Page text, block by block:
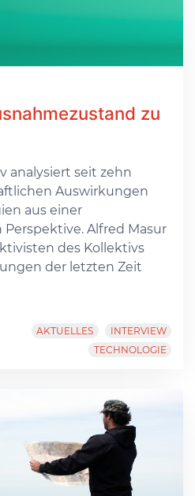
zu
analysiert seit zehn
Auswirkungen
aus einer
Alfred Masur
des Kollektivs
der letzten Zeit
AKTUELLES
INTERVIEW
TECHNOLOGIE